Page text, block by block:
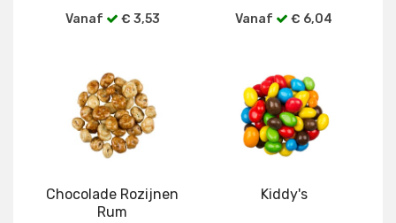
Vanaf € 3,53 Vanaf € 6,04
Chocolade Rozijnen
Rum
Kiddy's